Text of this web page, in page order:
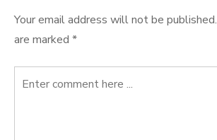
Your email address will not be published.
are marked *